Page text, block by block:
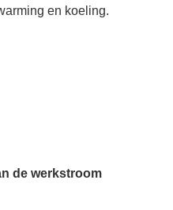
en koeling.
de werkstroom